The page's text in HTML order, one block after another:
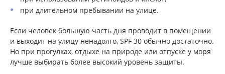
при длительном пребывании на улице.
Если человек большую часть дня проводит в помещении
и выходит на улицу ненадолго, SPF 30 обычно достаточно.
Но при прогулках, отдыхе на природе или отпуске у моря
лучше выбирать более высокий уровень защиты.